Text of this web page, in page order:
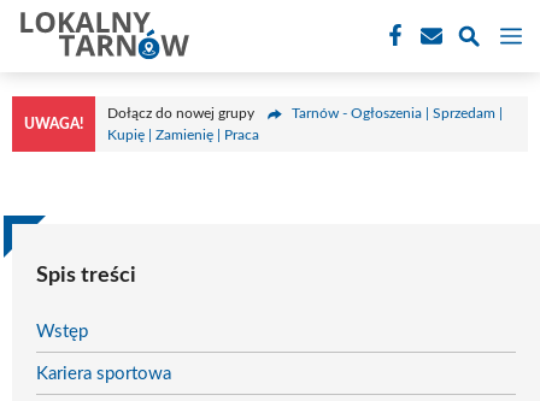
Przejdź
treści
UWAGA!
Dołącz do nowej grupy
Tarnów - Ogłoszenia | Sprzedam |
Kupię | Zamienię | Praca
Spis treści
Wstęp
Kariera sportowa